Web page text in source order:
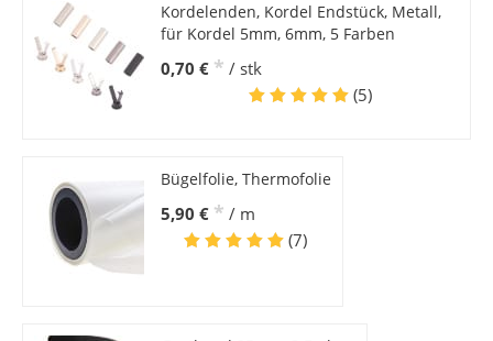
Kordelenden, Kordel Endstück, Metall,
für Kordel 5mm, 6mm, 5 Farben
0,70 € * / stk
(5)
Bügelfolie, Thermofolie
5,90 € * / m
(7)